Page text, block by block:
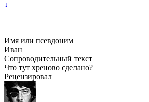
↓
Имя или псевдоним
Иван
Сопроводительный текст
Что тут хреново сделано?
Рецензировал